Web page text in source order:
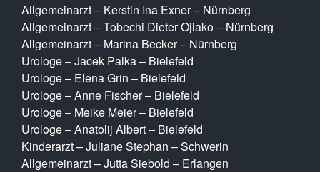
Allgemeinarzt – Kerstin Ina Exner – Nürnberg
Allgemeinarzt – Tobechi Dieter Ojiako – Nürnberg
Allgemeinarzt – Marina Becker – Nürnberg
Urologe – Jacek Palka – Bielefeld
Urologe – Elena Grin – Bielefeld
Urologe – Anne Fischer – Bielefeld
Urologe – Meike Meier – Bielefeld
Urologe – Anatolij Albert – Bielefeld
Kinderarzt – Juliane Stephan – Schwerin
Allgemeinarzt – Jutta Siebold – Erlangen